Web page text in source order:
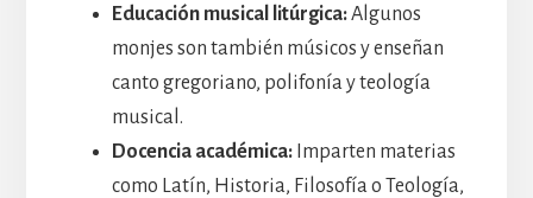
Educación musical litúrgica:Algunos
monjes son también músicos y enseñan
canto gregoriano, polifonía y teología
musical.
Docencia académica:Imparten materias
como Latín, Historia, Filosofía o Teología,